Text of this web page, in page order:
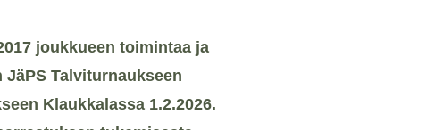
joukkueen toimintaa ja
Talviturnaukseen
Klaukkalassa 1.2.2026.